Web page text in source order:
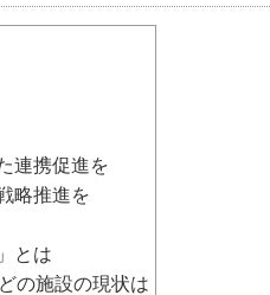
連携促進を
略推進を
とは
の施設の現状は